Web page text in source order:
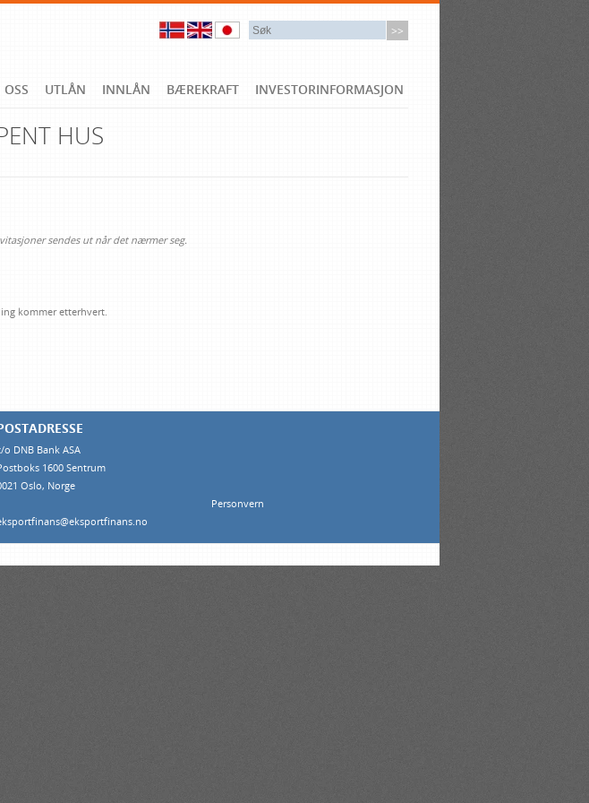
UTLÅN INNLÅN BÆREKRAFT INVESTORINFORMASJON
HUS
sendes ut når det nærmer seg.
kommer etterhvert.
o DNB Bank ASA
1600 Sentrum
Oslo, Norge
Personvern